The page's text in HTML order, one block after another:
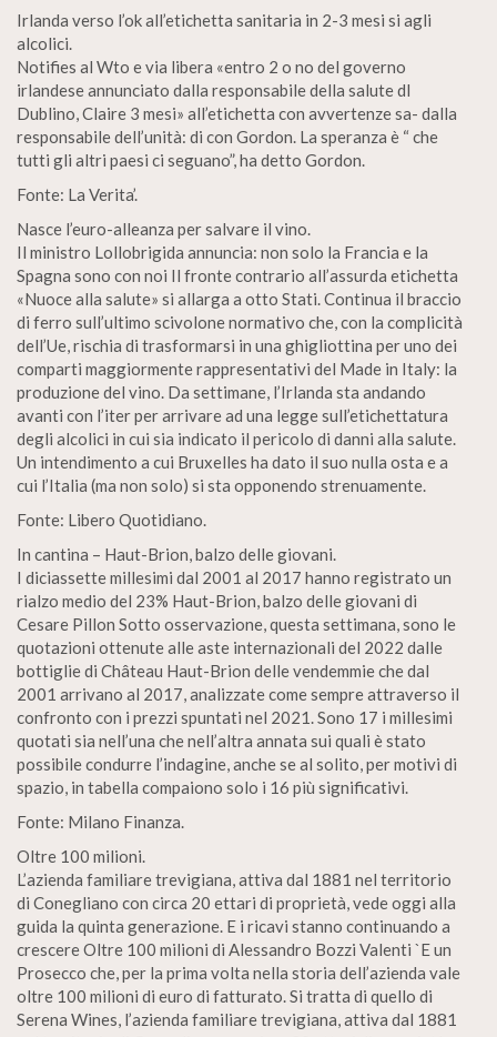
Irlanda verso l’ok all’etichetta sanitaria in 2-3 mesi si agli
alcolici.
Notifies al Wto e via libera «entro 2 o no del governo
irlandese annunciato dalla responsabile della salute dl
Dublino, Claire 3 mesi» all’etichetta con avvertenze sa- dalla
responsabile dell’unità: di con Gordon. La speranza è “ che
tutti gli altri paesi ci seguano”, ha detto Gordon.
Fonte: La Verita’.
Nasce l’euro-alleanza per salvare il vino.
Il ministro Lollobrigida annuncia: non solo la Francia e la
Spagna sono con noi Il fronte contrario all’assurda etichetta
«Nuoce alla salute» si allarga a otto Stati. Continua il braccio
di ferro sull’ultimo scivolone normativo che, con la complicità
dell’Ue, rischia di trasformarsi in una ghigliottina per uno dei
comparti maggiormente rappresentativi del Made in Italy: la
produzione del vino. Da settimane, l’Irlanda sta andando
avanti con l’iter per arrivare ad una legge sull’etichettatura
degli alcolici in cui sia indicato il pericolo di danni alla salute.
Un intendimento a cui Bruxelles ha dato il suo nulla osta e a
cui l’Italia (ma non solo) si sta opponendo strenuamente.
Fonte: Libero Quotidiano.
In cantina – Haut-Brion, balzo delle giovani.
I diciassette millesimi dal 2001 al 2017 hanno registrato un
rialzo medio del 23% Haut-Brion, balzo delle giovani di
Cesare Pillon Sotto osservazione, questa settimana, sono le
quotazioni ottenute alle aste internazionali del 2022 dalle
bottiglie di Château Haut-Brion delle vendemmie che dal
2001 arrivano al 2017, analizzate come sempre attraverso il
confronto con i prezzi spuntati nel 2021. Sono 17 i millesimi
quotati sia nell’una che nell’altra annata sui quali è stato
possibile condurre l’indagine, anche se al solito, per motivi di
spazio, in tabella compaiono solo i 16 più significativi.
Fonte: Milano Finanza.
Oltre 100 milioni.
L’azienda familiare trevigiana, attiva dal 1881 nel territorio
di Conegliano con circa 20 ettari di proprietà, vede oggi alla
guida la quinta generazione. E i ricavi stanno continuando a
crescere Oltre 100 milioni di Alessandro Bozzi Valenti `E un
Prosecco che, per la prima volta nella storia dell’azienda vale
oltre 100 milioni di euro di fatturato. Si tratta di quello di
Serena Wines, l’azienda familiare trevigiana, attiva dal 1881